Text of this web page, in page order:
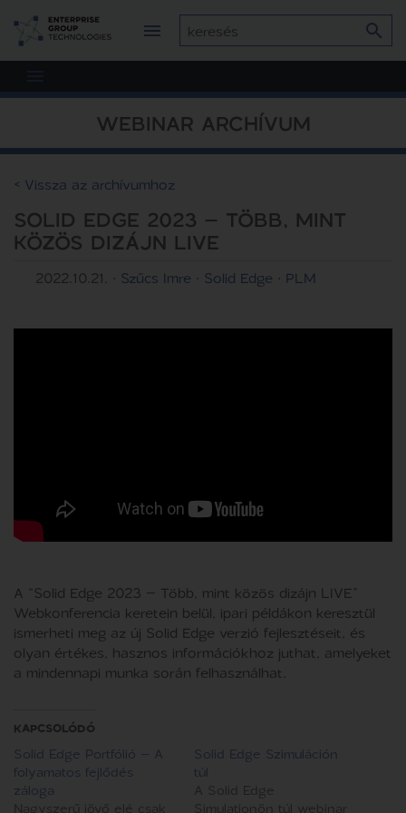
WEBINAR ARCHÍVUM
< Vissza az archívumhoz
SOLID EDGE 2023 – TÖBB, MINT
KÖZÖS DIZÁJN LIVE
2022.10.21. · Szűcs Imre · Solid Edge · PLM
A “Solid Edge 2023 – Több, mint közös dizájn LIVE”
Webkonferencia keretein belül, ipari példákon keresztül
ismerheti meg az új Solid Edge verzió fejlesztéseit, és
olyan értékes, hasznos információkhoz juthat, amelyeket
a mindennapi munka során felhasználhat.
KAPCSOLÓDÓ
Solid Edge Portfólió – A
folyamatos fejlődés
záloga
Solid Edge Szimuláción
túl